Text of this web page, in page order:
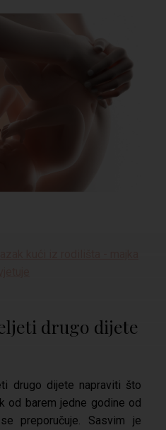
drugo dijete
drugo dijete napraviti što
od barem jedne godine od
preporučuje. Sasvim je